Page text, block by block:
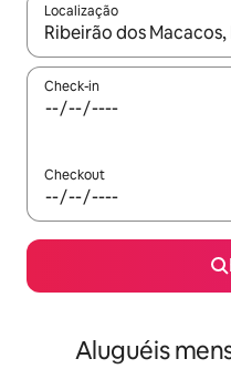
Localização
Quando os resultados
Check-in
Checkout
Aluguéis